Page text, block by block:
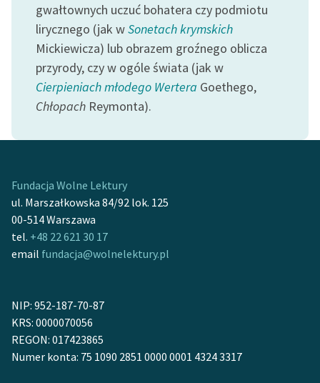
Regulamin darowizn
Informacja o treściach
Deklaracja dostępności
gwałtownych uczuć bohatera czy podmiotu
lirycznego (jak wSonetach krymskich
Mickiewicza) lub obrazem groźnego oblicza
przyrody, czy w ogóle świata (jak w
Cierpieniach młodego Wertera Goethego,
Chłopach Reymonta).
Fundacja Wolne Lektury
ul. Marszałkowska 84/92 lok. 125
00-514 Warszawa
tel. +48 22 621 30 17
email fundacja@wolnelektury.pl
NIP: 952-187-70-87
KRS: 0000070056
REGON: 017423865
Numer konta: 75 1090 2851 0000 0001 4324 3317